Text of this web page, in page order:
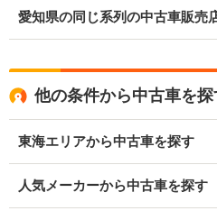
愛知県の同じ系列の中古車販売
他の条件から中古車を探
東海エリアから中古車を探す
人気メーカーから中古車を探す